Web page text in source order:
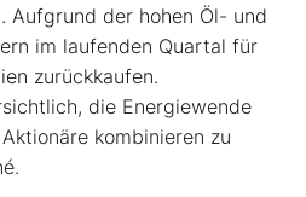
Aufgrund der hohen Öl- und
im laufenden Quartal für
zurückkaufen.
die Energiewende
kombinieren zu